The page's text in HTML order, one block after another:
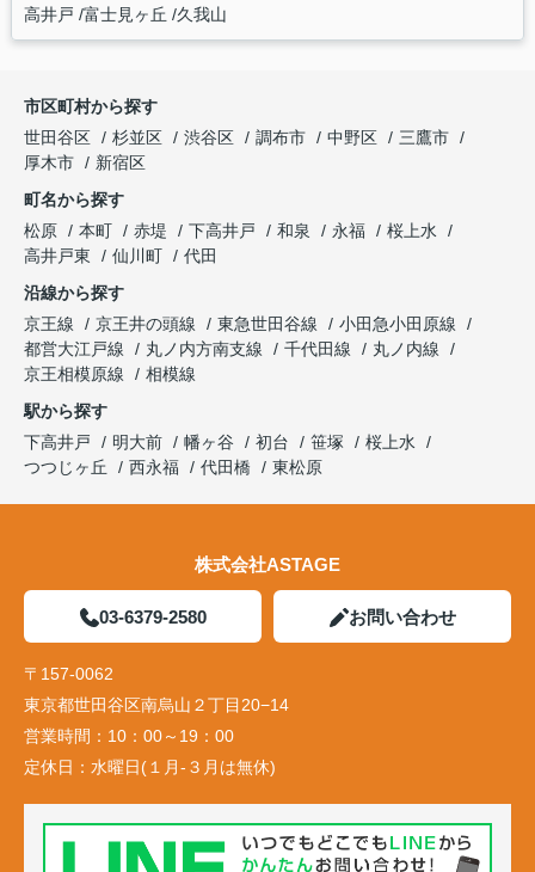
高井戸 富士見ヶ丘 久我山
市区町村から探す
世田谷区
杉並区 渋谷区 調布市 中野区
三鷹市
厚木市
新宿区
町名から探す
松原
本町 赤堤 下高井戸 和泉 永福
桜上水
高井戸東
仙川町
代田
沿線から探す
京王線
京王井の頭線 東急世田谷線
小田急小田原線
都営大江戸線
丸ノ内方南支線 千代田線
丸ノ内線
京王相模原線
相模線
駅から探す
下高井戸
明大前 幡ヶ谷 初台 笹塚
桜上水
つつじヶ丘
西永福 代田橋 東松原
株式会社ASTAGE
03-6379-2580 お問い合わせ
〒157-0062
東京都世田谷区南烏山２丁目20−14
営業時間： 10：00～19：00
定休日： 水曜日(１月-３月は無休)